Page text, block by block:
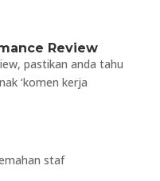
Review
pastikan anda tahu
‘komen kerja
staf